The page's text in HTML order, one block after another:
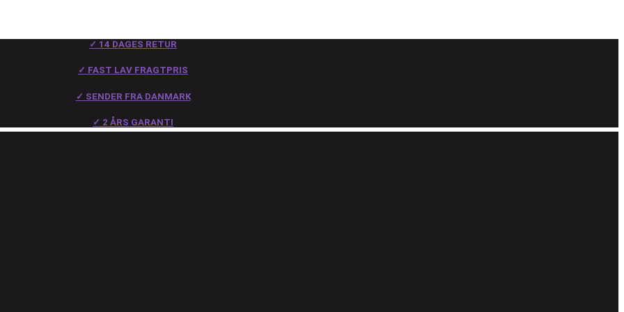
✓ 14 DAGES RETUR
✓ FAST LAV FRAGTPRIS
✓ SENDER FRA DANMARK
✓ 2 ÅRS GARANTI